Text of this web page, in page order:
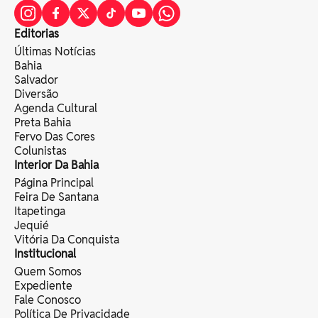
Editorias
Últimas Notícias
Bahia
Salvador
Diversão
Agenda Cultural
Preta Bahia
Fervo Das Cores
Colunistas
Interior Da Bahia
Página Principal
Feira De Santana
Itapetinga
Jequié
Vitória Da Conquista
Institucional
Quem Somos
Expediente
Fale Conosco
Política De Privacidade